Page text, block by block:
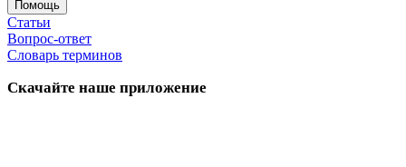
Помощь
Статьи
Вопрос-ответ
Словарь терминов
Скачайте наше приложение